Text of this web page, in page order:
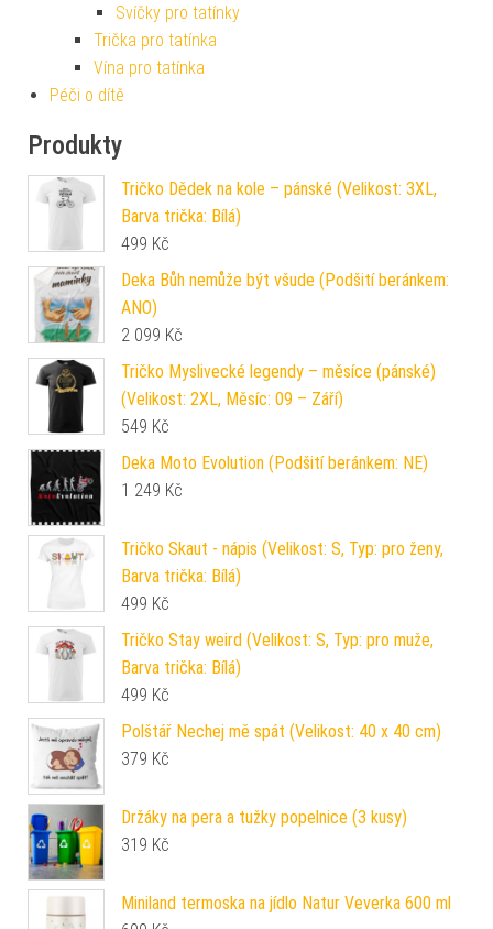
Svíčky pro tatínky
Trička pro tatínka
Vína pro tatínka
Péči o dítě
Produkty
Tričko Dědek na kole – pánské (Velikost: 3XL,
Barva trička: Bílá)
499 Kč
Deka Bůh nemůže být všude (Podšití beránkem:
ANO)
2 099 Kč
Tričko Myslivecké legendy – měsíce (pánské)
(Velikost: 2XL, Měsíc: 09 – Září)
549 Kč
Deka Moto Evolution (Podšití beránkem: NE)
1 249 Kč
Tričko Skaut - nápis (Velikost: S, Typ: pro ženy,
Barva trička: Bílá)
499 Kč
Tričko Stay weird (Velikost: S, Typ: pro muže,
Barva trička: Bílá)
499 Kč
Polštář Nechej mě spát (Velikost: 40 x 40 cm)
379 Kč
Držáky na pera a tužky popelnice (3 kusy)
319 Kč
Miniland termoska na jídlo Natur Veverka 600 ml